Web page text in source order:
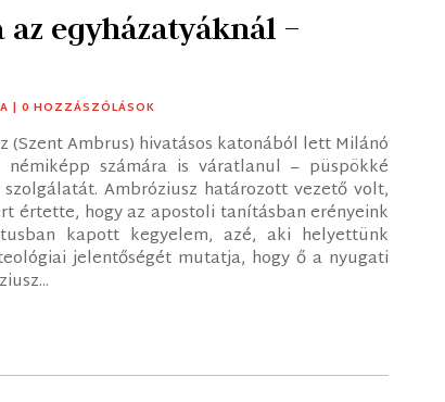
egyházatyáknál –
| 0 HOZZÁSZÓLÁSOK
(Szent Ambrus) hivatásos katonából lett Milánó
számára is váratlanul – püspökké
Ambróziusz határozott vezető volt,
értette, hogy az apostoli tanításban erényeink
kapott kegyelem, azé, aki helyettünk
jelentőségét mutatja, hogy ő a nyugati